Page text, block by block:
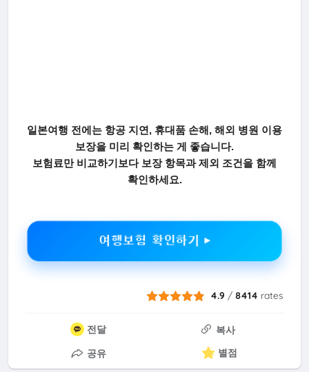
일본여행 전에는 항공 지연, 휴대품 손해, 해외 병원 이용
보장을 미리 확인하는 게 좋습니다.
보험료만 비교하기보다 보장 항목과 제외 조건을 함께
확인하세요.
여행보험 확인하기 ▶
4.9 / 8414 rates
전달
복사
공유
별점